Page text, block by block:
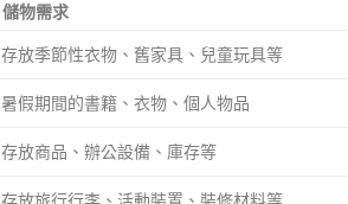
儲物需求
存放季節性衣物、舊家具、兒童玩具等
暑假期間的書籍、衣物、個人物品
存放商品、辦公設備、庫存等
存放旅行行李、活動裝置、裝修材料等